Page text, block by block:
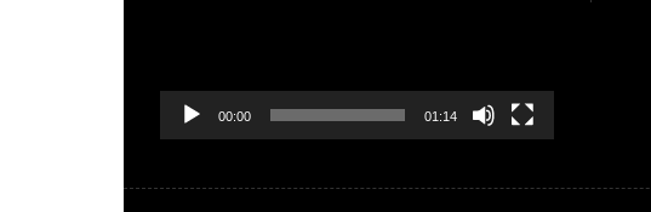
00:00 01:14